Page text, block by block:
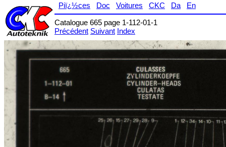
Piï¿½ces Doc Voitures CKC Da
En
Catalogue 665 page 1-112-01-1
Précédent Suivant Index